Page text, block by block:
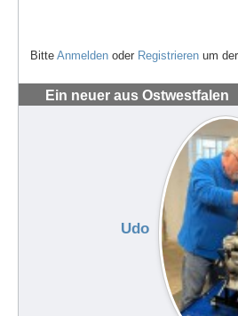
Bitte Anmelden oder Registrieren um
Ein neuer aus Ostwestfalen
Udo